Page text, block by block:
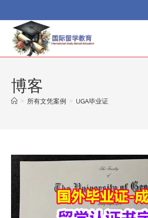
to
content
博客
> 所有文凭案例 > UGA毕业证